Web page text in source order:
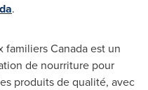
.
familiersCanadaest un
de nourriture pour
produits de qualité, avec